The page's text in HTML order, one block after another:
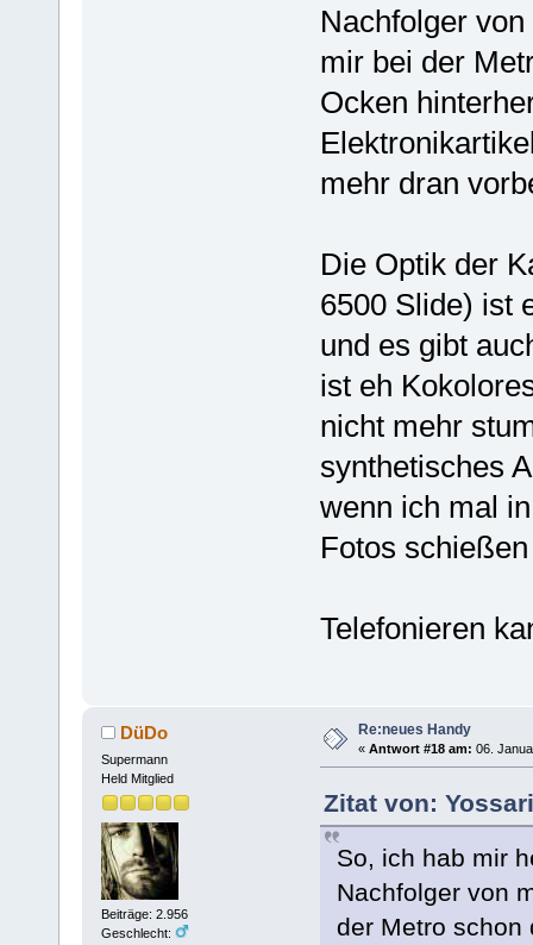
Nachfolger
mir bei der
Ocken
mehr dran
Die Optik der
6500 Slide) ist
und es gibt
ist eh
nicht mehr
synthetisches
wenn ich mal
Fotos
Telefonieren
DüDo
Supermann
Held Mitglied
Beiträge: 2.956
Geschlecht:
Re:neues Handy
« Antwort #18 am: 06.
Zitat von:
So, ich hab mir
Nachfolger von
der Metro schon